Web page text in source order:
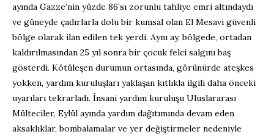
ayında Gazze’nin yüzde 86’sı zorunlu tahliye emri altındaydı
ve güneyde çadırlarla dolu bir kumsal olan El Mesavi güvenli
bölge olarak ilan edilen tek yerdi. Aynı ay, bölgede, ortadan
kaldırılmasından 25 yıl sonra bir çocuk felci salgını baş
gösterdi. Kötüleşen durumun ortasında, görünürde ateşkes
yokken, yardım kuruluşları yaklaşan kıtlıkla ilgili daha önceki
uyarıları tekrarladı. İnsani yardım kuruluşu Uluslararası
Mülteciler, Eylül ayında yardım dağıtımında devam eden
aksaklıklar, bombalamalar ve yer değiştirmeler nedeniyle